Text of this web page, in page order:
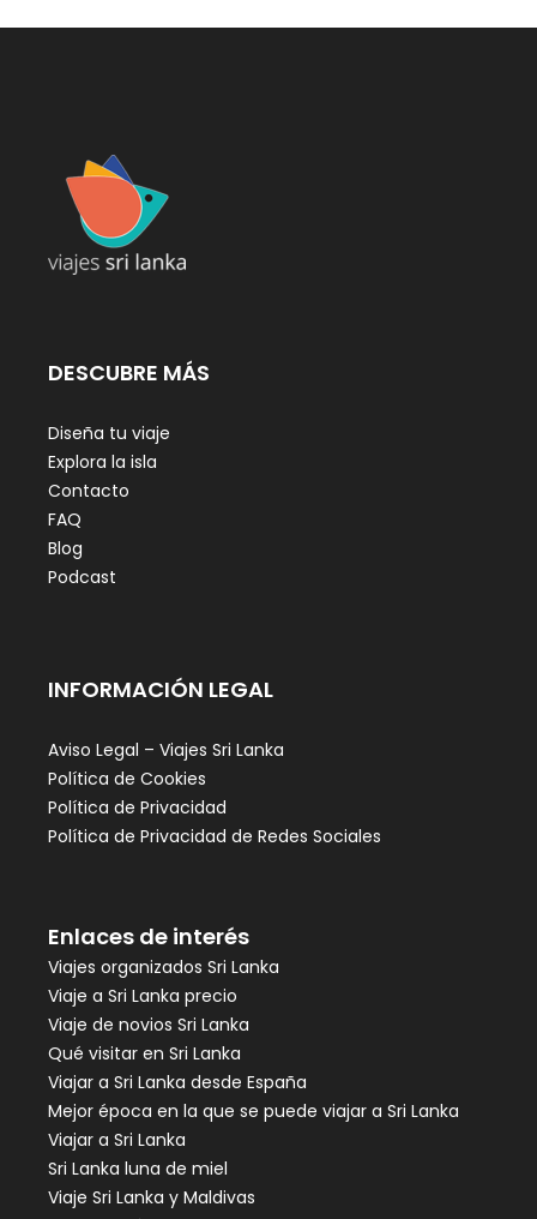
DESCUBRE MÁS
Diseña tu viaje
Explora la isla
Contacto
FAQ
Blog
Podcast
INFORMACIÓN LEGAL
Aviso Legal – Viajes Sri Lanka
Política de Cookies
Política de Privacidad
Política de Privacidad de Redes Sociales
Enlaces de interés
Viajes organizados Sri Lanka
Viaje a Sri Lanka precio
Viaje de novios Sri Lanka
Qué visitar en Sri Lanka
Viajar a Sri Lanka desde España
Mejor época en la que se puede viajar a Sri Lanka
Viajar a Sri Lanka
Sri Lanka luna de miel
Viaje Sri Lanka y Maldivas